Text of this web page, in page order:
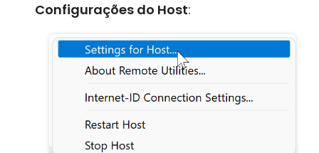
Configurações do Host: